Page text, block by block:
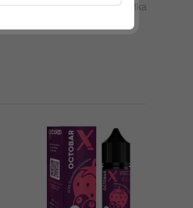
25 мая 2026 Sigaretka